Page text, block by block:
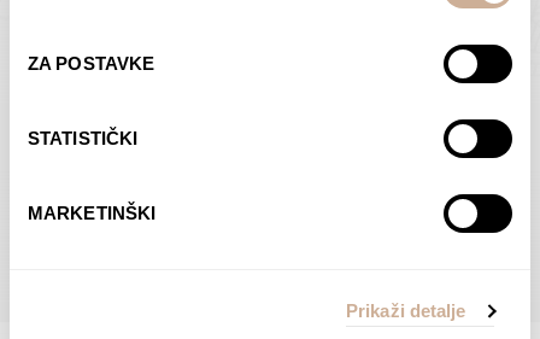
ZA POSTAVKE
STATISTIČKI
MARKETINŠKI
Prikaži detalje
Dolac
ODABERI OPCIJE
Moreškanti – sjena
€Raspon
od
75,00 €
do
138,00 €
ODABERI OPCIJE
POGLEDAJTE SVE PROIZVODE U OVOJ KATEGORIJI